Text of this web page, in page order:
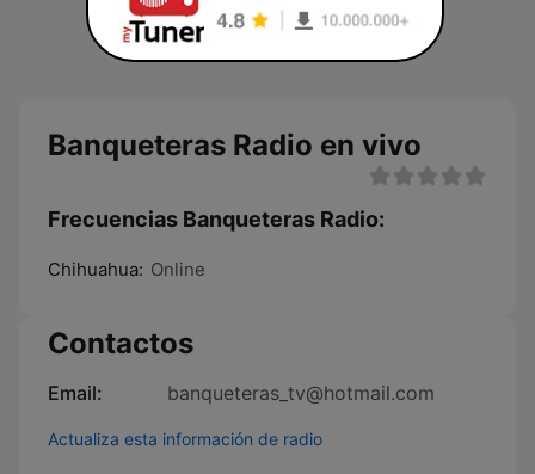
Banqueteras Radio en vivo
Frecuencias Banqueteras Radio:
Chihuahua: Online
Contactos
Email: banqueteras_tv@hotmail.com
Actualiza esta información de radio